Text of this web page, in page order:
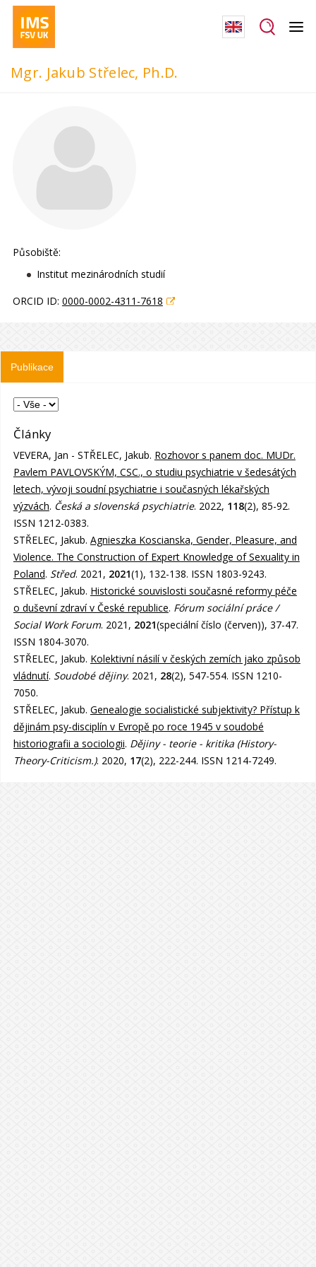
Mgr. Jakub Střelec, Ph.D.
Působiště:
Institut mezinárodních studií
ORCID ID: 0000-0002-4311-7618
Publikace
Články
VEVERA, Jan - STŘELEC, Jakub. Rozhovor s panem doc. MUDr.
Pavlem PAVLOVSKÝM, CSC., o studiu psychiatrie v šedesátých
letech, vývoji soudní psychiatrie i současných lékařských
výzvách. Česká a slovenská psychiatrie. 2022, 118(2), 85-92.
ISSN 1212-0383.
STŘELEC, Jakub. Agnieszka Koscianska, Gender, Pleasure, and
Violence. The Construction of Expert Knowledge of Sexuality in
Poland. Střed. 2021, 2021(1), 132-138. ISSN 1803-9243.
STŘELEC, Jakub. Historické souvislosti současné reformy péče
o duševní zdraví v České republice. Fórum sociální práce /
Social Work Forum. 2021, 2021(speciální číslo (červen)), 37-47.
ISSN 1804-3070.
STŘELEC, Jakub. Kolektivní násilí v českých zemích jako způsob
vládnutí. Soudobé dějiny. 2021, 28(2), 547-554. ISSN 1210-
7050.
STŘELEC, Jakub. Genealogie socialistické subjektivity? Přístup k
dějinám psy-disciplín v Evropě po roce 1945 v soudobé
historiografii a sociologii. Dějiny - teorie - kritika (History-
Theory-Criticism.). 2020, 17(2), 222-244. ISSN 1214-7249.